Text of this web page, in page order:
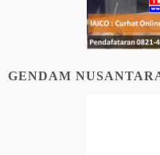
GENDAM